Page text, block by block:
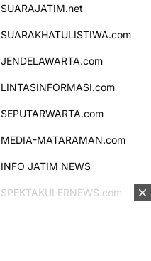
SUARAJATIM.net
SUARAKHATULISTIWA.com
JENDELAWARTA.com
LINTASINFORMASI.com
SEPUTARWARTA.com
MEDIA-MATARAMAN.com
INFO JATIM NEWS
SPEKTAKULERNEWS.com